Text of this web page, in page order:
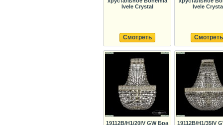
Ivele Crystal
Смотреть
Ivele
Смотреть
19112B/H1/20IV GW Бра
19112B/H1/35IV